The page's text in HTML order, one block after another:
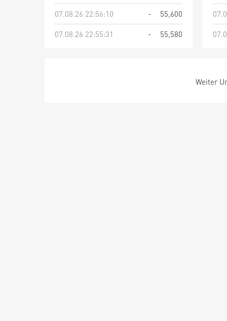
07.08.26 22:56:10
-
55,600
07.08.26 22:55:31
- 55,580
Weiter